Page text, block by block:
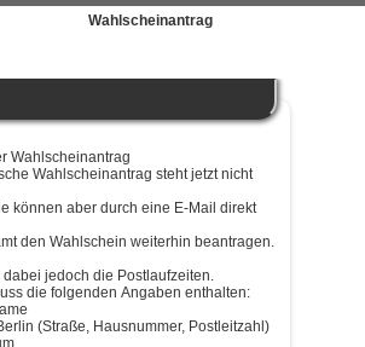
Wahlscheinantrag
Wahlscheinantrag
Wahlscheinantrag steht jetzt nicht
können aber durch eine E-Mail direkt
den Wahlschein weiterhin beantragen.
dabei jedoch die Postlaufzeiten.
die folgenden Angaben enthalten:
(Straße, Hausnummer, Postleitzahl)